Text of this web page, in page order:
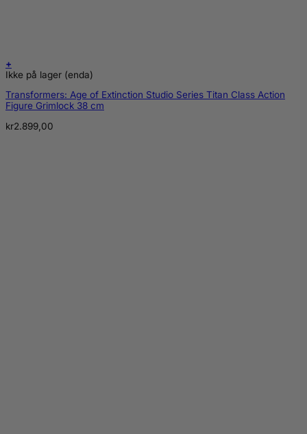
+
Ikke på lager (enda)
Transformers: Age of Extinction Studio Series Titan Class Action
Figure Grimlock 38 cm
kr2.899,00